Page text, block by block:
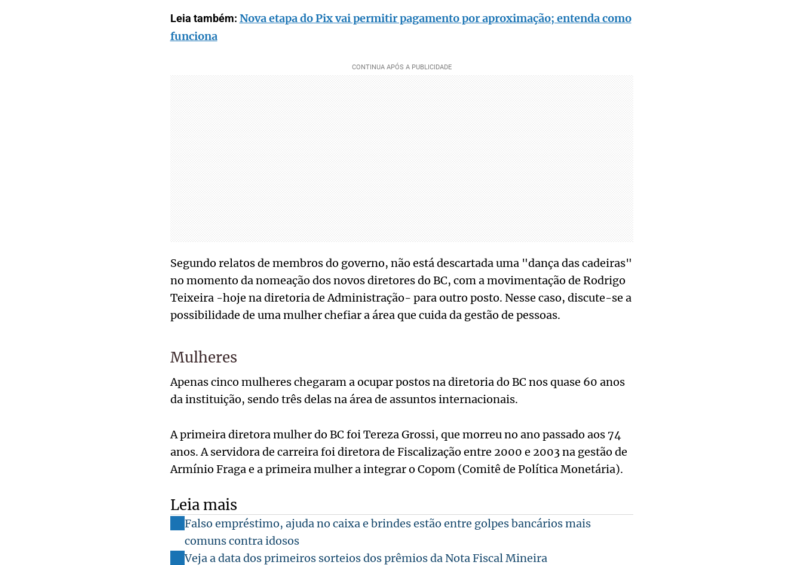
Leia também: Nova etapa do Pix vai permitir pagamento por aproximação; entenda como
funciona
Segundo relatos de membros do governo, não está descartada uma "dança das cadeiras"
no momento da nomeação dos novos diretores do BC, com a movimentação de Rodrigo
Teixeira -hoje na diretoria de Administração- para outro posto. Nesse caso, discute-se a
possibilidade de uma mulher chefiar a área que cuida da gestão de pessoas.
Mulheres
Apenas cinco mulheres chegaram a ocupar postos na diretoria do BC nos quase 60 anos
da instituição, sendo três delas na área de assuntos internacionais.
A primeira diretora mulher do BC foi Tereza Grossi, que morreu no ano passado aos 74
anos. A servidora de carreira foi diretora de Fiscalização entre 2000 e 2003 na gestão de
Armínio Fraga e a primeira mulher a integrar o Copom (Comitê de Política Monetária).
Leia mais
Falso empréstimo, ajuda no caixa e brindes estão entre golpes bancários mais
comuns contra idosos
Veja a data dos primeiros sorteios dos prêmios da Nota Fiscal Mineira